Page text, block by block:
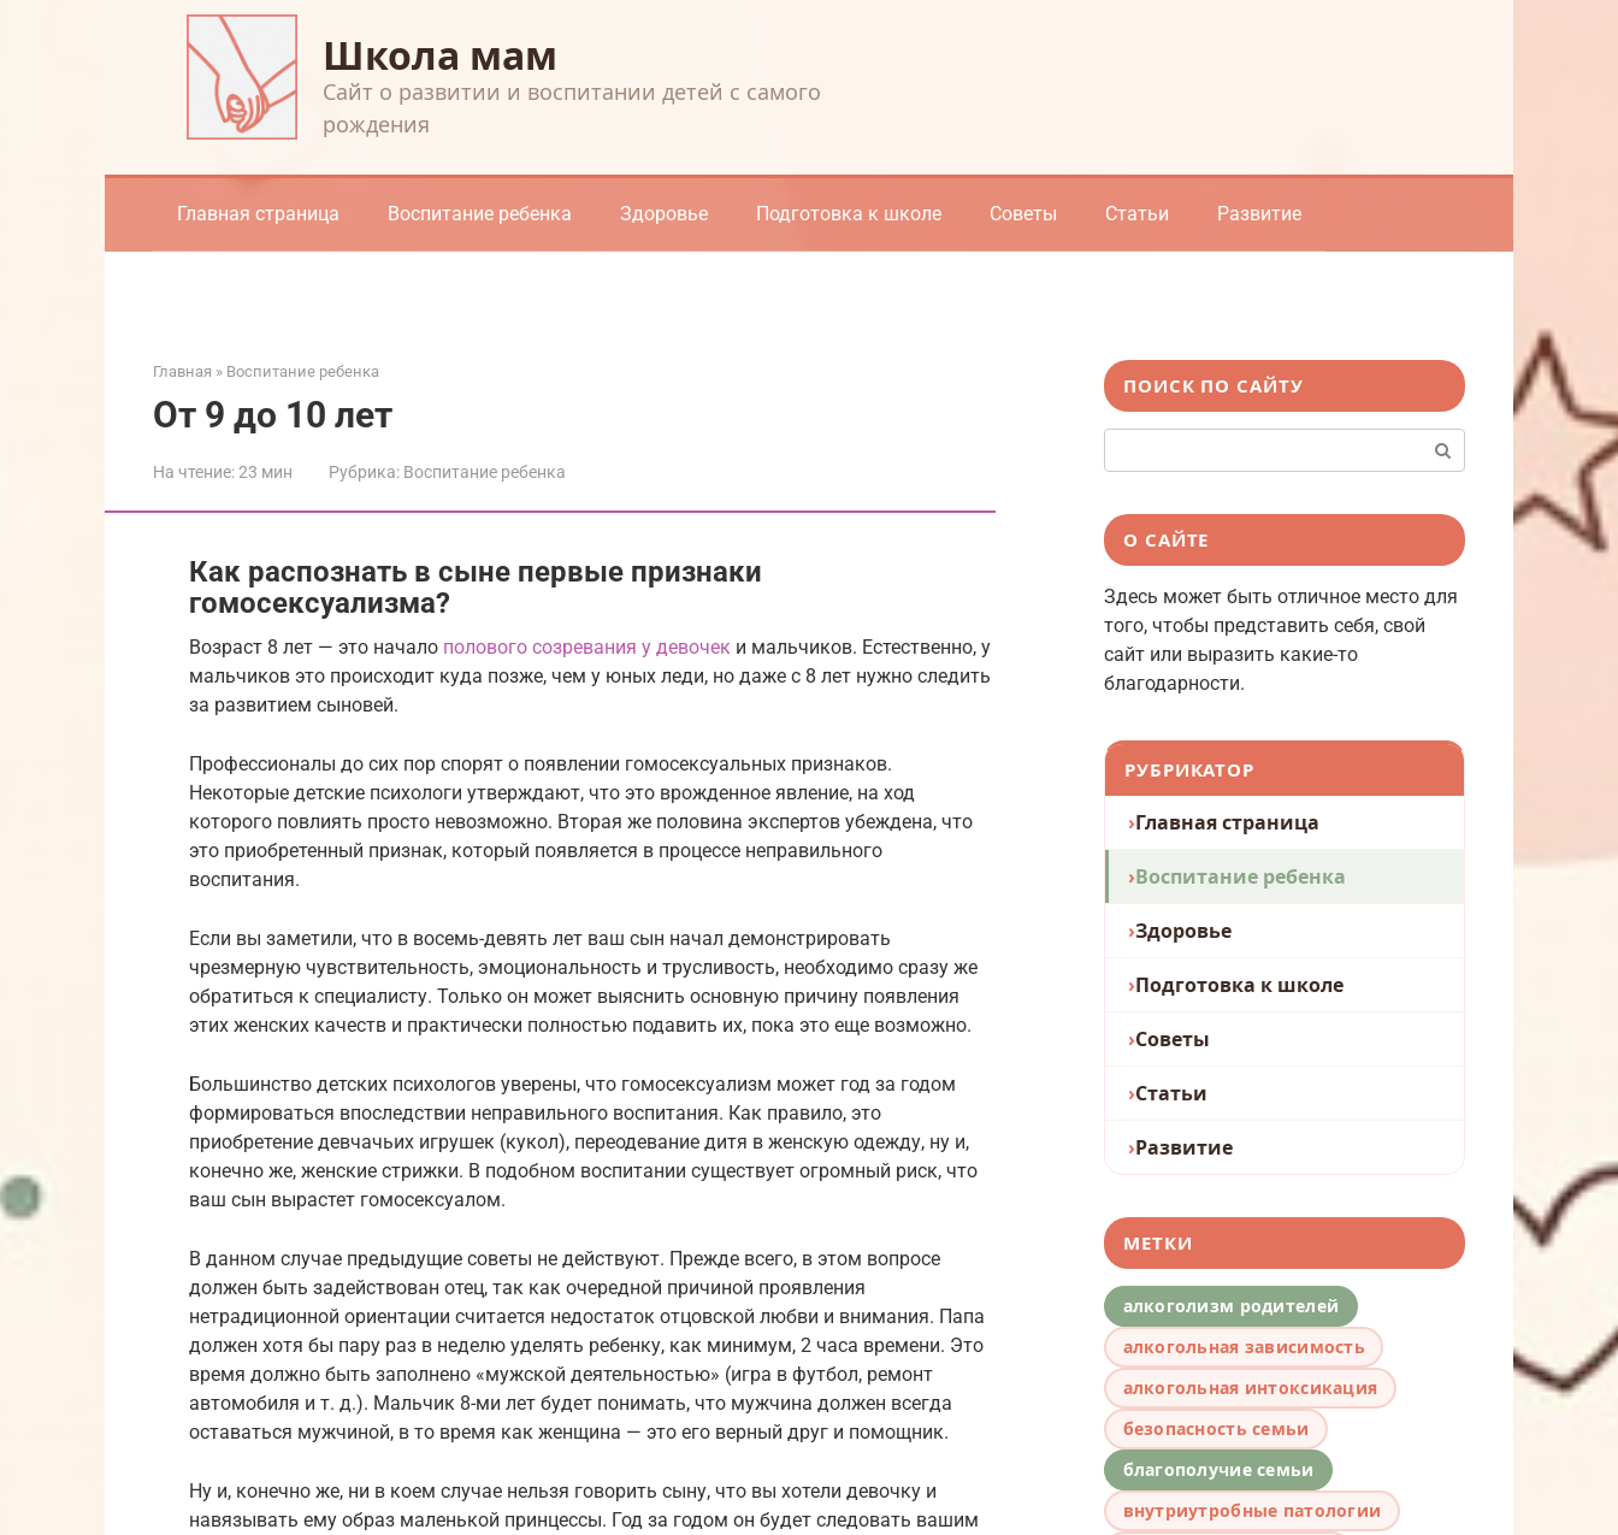
Школа мам
Cайт о развитии и воспитании детей с самого
рождения
Главная страница Воспитание ребенка Здоровье Подготовка к школе Советы Статьи Развитие
Главная » Воспитание ребенка
От 9 до 10 лет
На чтение:23 мин Рубрика: Воспитание ребенка
Как распознать в сыне первые признаки
гомосексуализма?
Возраст 8 лет — это начало полового созревания у девочек и мальчиков. Естественно, у
мальчиков это происходит куда позже, чем у юных леди, но даже с 8 лет нужно следить
за развитием сыновей.
Профессионалы до сих пор спорят о появлении гомосексуальных признаков.
Некоторые детские психологи утверждают, что это врожденное явление, на ход
которого повлиять просто невозможно. Вторая же половина экспертов убеждена, что
это приобретенный признак, который появляется в процессе неправильного
воспитания.
Если вы заметили, что в восемь-девять лет ваш сын начал демонстрировать
чрезмерную чувствительность, эмоциональность и трусливость, необходимо сразу же
обратиться к специалисту. Только он может выяснить основную причину появления
этих женских качеств и практически полностью подавить их, пока это еще возможно.
Большинство детских психологов уверены, что гомосексуализм может год за годом
формироваться впоследствии неправильного воспитания. Как правило, это
приобретение девчачьих игрушек (кукол), переодевание дитя в женскую одежду, ну и,
конечно же, женские стрижки. В подобном воспитании существует огромный риск, что
ваш сын вырастет гомосексуалом.
В данном случае предыдущие советы не действуют. Прежде всего, в этом вопросе
должен быть задействован отец, так как очередной причиной проявления
нетрадиционной ориентации считается недостаток отцовской любви и внимания. Папа
должен хотя бы пару раз в неделю уделять ребенку, как минимум, 2 часа времени. Это
время должно быть заполнено «мужской деятельностью» (игра в футбол, ремонт
автомобиля и т. д.). Мальчик 8-ми лет будет понимать, что мужчина должен всегда
оставаться мужчиной, в то время как женщина — это его верный друг и помощник.
Ну и, конечно же, ни в коем случае нельзя говорить сыну, что вы хотели девочку и
навязывать ему образ маленькой принцессы. Год за годом он будет следовать вашим
ПОИСК ПО САЙТУ
О САЙТЕ
Здесь может быть отличное место для
того, чтобы представить себя, свой
сайт или выразить какие-то
благодарности.
РУБРИКАТОР
Главная страница
Воспитание ребенка
Здоровье
Подготовка к школе
Советы
Статьи
Развитие
МЕТКИ
алкоголизм родителей
алкогольная зависимость
алкогольная интоксикация
безопасность семьи
благополучие семьи
внутриутробные патологии